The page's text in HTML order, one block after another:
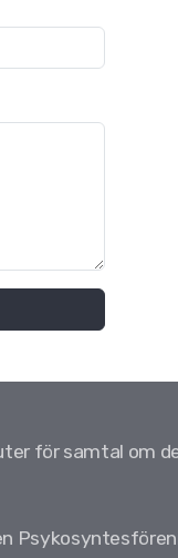
för samtal om